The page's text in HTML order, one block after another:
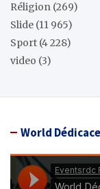
Réligion (269)
Slide (11 965)
Sport (4 228)
video (3)
World